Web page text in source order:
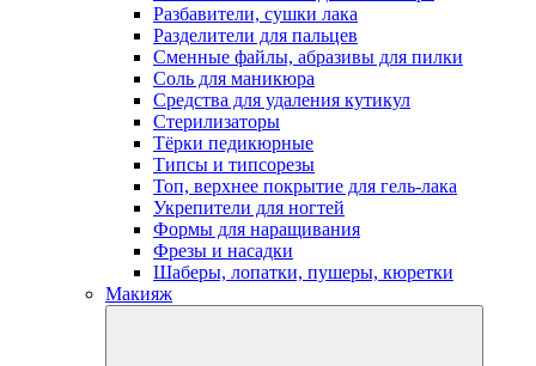
Разбавители, сушки лака
Разделители для пальцев
Сменные файлы, абразивы для пилки
Соль для маникюра
Средства для удаления кутикул
Стерилизаторы
Тёрки педикюрные
Типсы и типсорезы
Топ, верхнее покрытие для гель-лака
Укрепители для ногтей
Формы для наращивания
Фрезы и насадки
Шаберы, лопатки, пушеры, кюретки
Макияж